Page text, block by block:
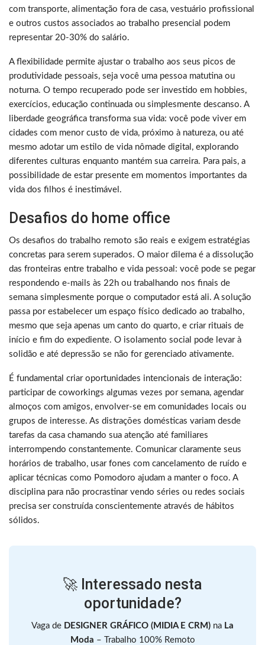
com transporte, alimentação fora de casa, vestuário profissional
e outros custos associados ao trabalho presencial podem
representar 20-30% do salário.
A flexibilidade permite ajustar o trabalho aos seus picos de
produtividade pessoais, seja você uma pessoa matutina ou
noturna. O tempo recuperado pode ser investido em hobbies,
exercícios, educação continuada ou simplesmente descanso. A
liberdade geográfica transforma sua vida: você pode viver em
cidades com menor custo de vida, próximo à natureza, ou até
mesmo adotar um estilo de vida nômade digital, explorando
diferentes culturas enquanto mantém sua carreira. Para pais, a
possibilidade de estar presente em momentos importantes da
vida dos filhos é inestimável.
Desafios do home office
Os desafios do trabalho remoto são reais e exigem estratégias
concretas para serem superados. O maior dilema é a dissolução
das fronteiras entre trabalho e vida pessoal: você pode se pegar
respondendo e-mails às 22h ou trabalhando nos finais de
semana simplesmente porque o computador está ali. A solução
passa por estabelecer um espaço físico dedicado ao trabalho,
mesmo que seja apenas um canto do quarto, e criar rituais de
início e fim do expediente. O isolamento social pode levar à
solidão e até depressão se não for gerenciado ativamente.
É fundamental criar oportunidades intencionais de interação:
participar de coworkings algumas vezes por semana, agendar
almoços com amigos, envolver-se em comunidades locais ou
grupos de interesse. As distrações domésticas variam desde
tarefas da casa chamando sua atenção até familiares
interrompendo constantemente. Comunicar claramente seus
horários de trabalho, usar fones com cancelamento de ruído e
aplicar técnicas como Pomodoro ajudam a manter o foco. A
disciplina para não procrastinar vendo séries ou redes sociais
precisa ser construída conscientemente através de hábitos
sólidos.
🚀 Interessado nesta
oportunidade?
Vaga de DESIGNER GRÁFICO (MIDIA E CRM) na La
Moda – Trabalho 100% Remoto